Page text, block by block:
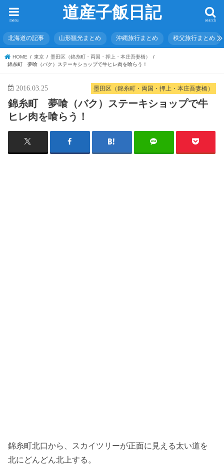
道産子飯日記 search
menu
北海道の記事 山形観光まとめ 沖縄旅行まとめ 秩父旅行まとめ
HOME 東京
墨田区（錦糸町・両国・押上・本庄吾妻橋）
錦糸町 夢喰（バク）ステーキショップで牛ヒレ肉を喰らう！
墨田区（錦糸町・両国・押上・本庄吾妻橋）
2016.03.25
錦糸町 夢喰（バク）ステーキショップで牛
ヒレ肉を喰らう！
錦糸町北口から、スカイツリーが正面に見える太い道を
北にどんどん北上する。